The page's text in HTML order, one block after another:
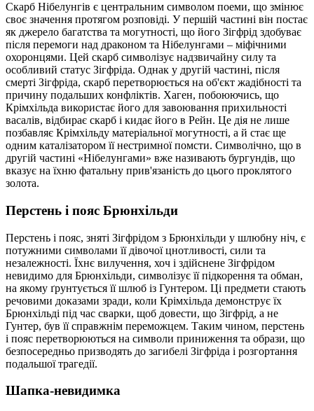
Скарб Нібелунгів є центральним символом поеми, що змінює
своє значення протягом розповіді. У першій частині він постає
як джерело багатства та могутності, що його Зігфрід здобуває
після перемоги над драконом та Нібелунгами – міфічними
охоронцями. Цей скарб символізує надзвичайну силу та
особливий статус Зігфріда. Однак у другій частині, після
смерті Зігфріда, скарб перетворюється на об'єкт жадібності та
причину подальших конфліктів. Хаген, побоюючись, що
Крімхільда використає його для завоювання прихильності
васалів, відбирає скарб і кидає його в Рейн. Це дія не лише
позбавляє Крімхільду матеріальної могутності, а й стає ще
одним каталізатором її нестримної помсти. Символічно, що в
другій частині «Нібелунгами» вже називають бургундів, що
вказує на їхню фатальну прив'язаність до цього проклятого
золота.
Перстень і пояс Брюнхільди
Перстень і пояс, зняті Зігфрідом з Брюнхільди у шлюбну ніч, є
потужними символами її дівочої цнотливості, сили та
незалежності. Їхнє вилучення, хоч і здійснене Зігфрідом
невидимо для Брюнхільди, символізує її підкорення та обман,
на якому ґрунтується її шлюб із Гунтером. Ці предмети стають
речовими доказами зради, коли Крімхільда демонструє їх
Брюнхільді під час сварки, щоб довести, що Зігфрід, а не
Гунтер, був її справжнім переможцем. Таким чином, перстень
і пояс перетворюються на символи приниження та образи, що
безпосередньо призводять до загибелі Зігфріда і розгортання
подальшої трагедії.
Шапка-невидимка